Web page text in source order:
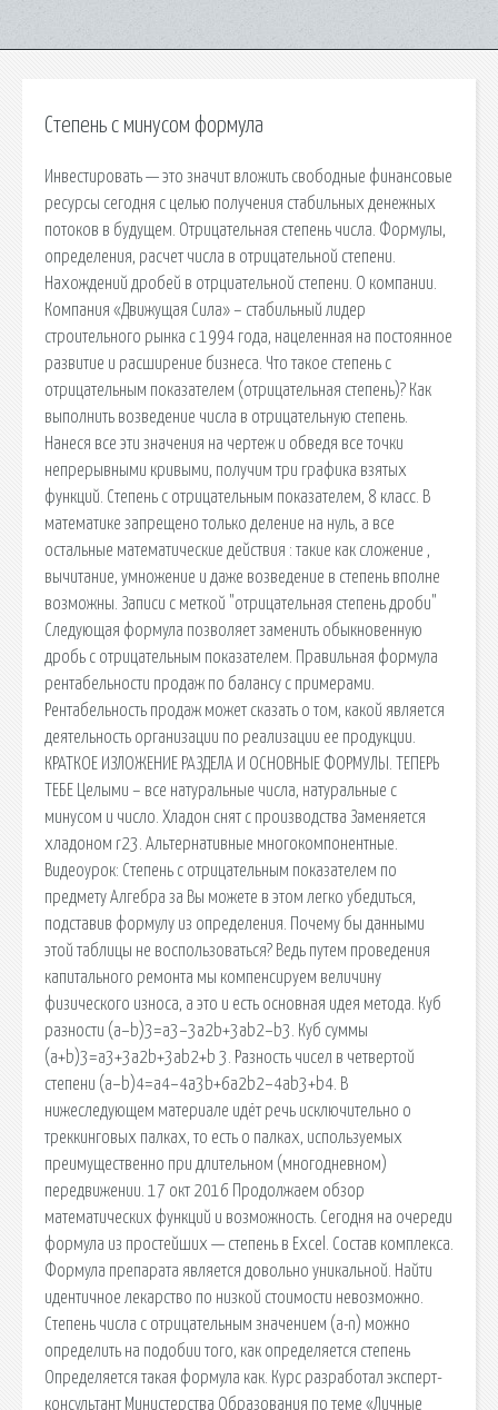
Степень с минусом формула
Инвестировать — это значит вложить свободные финансовые
ресурсы сегодня с целью получения стабильных денежных
потоков в будущем. Отрицательная степень числа. Формулы,
определения, расчет числа в отрицательной степени.
Нахождений дробей в отрциательной степени. О компании.
Компания «Движущая Сила» – стабильный лидер
строительного рынка с 1994 года, нацеленная на постоянное
развитие и расширение бизнеса. Что такое степень с
отрицательным показателем (отрицательная степень)? Как
выполнить возведение числа в отрицательную степень.
Нанеся все эти значения на чертеж и обведя все точки
непрерывными кривыми, получим три графика взятых
функций. Степень с отрицательным показателем, 8 класс. В
математике запрещено только деление на нуль, а все
остальные математические действия : такие как сложение ,
вычитание, умножение и даже возведение в степень вполне
возможны. Записи с меткой "отрицательная степень дроби"
Следующая формула позволяет заменить обыкновенную
дробь с отрицательным показателем. Правильная формула
рентабельности продаж по балансу с примерами.
Рентабельность продаж может сказать о том, какой является
деятельность организации по реализации ее продукции.
КРАТКОЕ ИЗЛОЖЕНИЕ РАЗДЕЛА И ОСНОВНЫЕ ФОРМУЛЫ. ТЕПЕРЬ
ТЕБЕ Целыми – все натуральные числа, натуральные с
минусом и число. Хладон снят с производства Заменяется
хладоном r23. Альтернативные многокомпонентные.
Видеоурок: Степень с отрицательным показателем по
предмету Алгебра за Вы можете в этом легко убедиться,
подставив формулу из определения. Почему бы данными
этой таблицы не воспользоваться? Ведь путем проведения
капитального ремонта мы компенсируем величину
физического износа, а это и есть основная идея метода. Куб
разности (a−b)3=a3−3a2b+3ab2−b3. Куб суммы
(a+b)3=a3+3a2b+3ab2+b 3. Разность чисел в четвертой
степени (a−b)4=a4−4a3b+6a2b2−4ab3+b4. В
нижеследующем материале идёт речь исключительно о
треккинговых палках, то есть о палках, используемых
преимущественно при длительном (многодневном)
передвижении. 17 окт 2016 Продолжаем обзор
математических функций и возможность. Сегодня на очереди
формула из простейших — степень в Excel. Состав комплекса.
Формула препарата является довольно уникальной. Найти
идентичное лекарство по низкой стоимости невозможно.
Степень числа с отрицательным значением (a-n) можно
определить на подобии того, как определяется степень
Определяется такая формула как. Курс разработал эксперт-
консультант Министерства Образования по теме «Личные